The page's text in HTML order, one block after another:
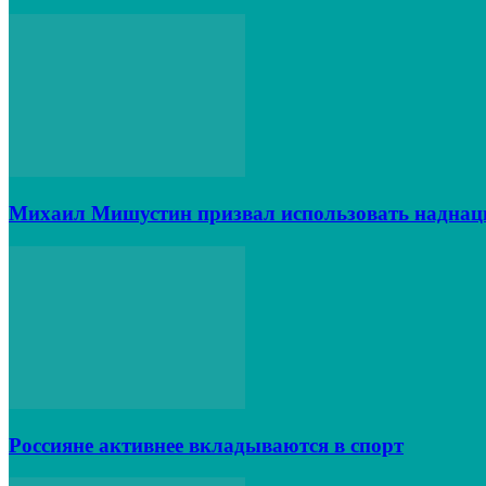
Михаил Мишустин призвал использовать
Россияне активнее вкладываются в спорт